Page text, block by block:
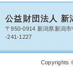
公益財団法人 新
〒950-0914 新潟県新潟
-241-1227
Copyrights